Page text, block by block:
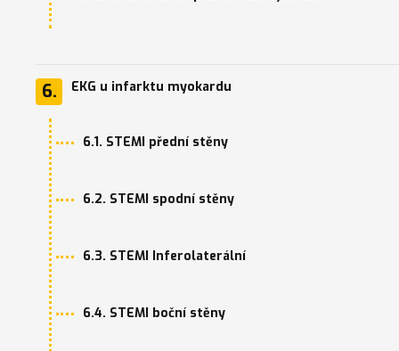
6. EKG u infarktu myokardu
6.1. STEMI přední stěny
6.2. STEMI spodní stěny
6.3. STEMI Inferolaterální
6.4. STEMI boční stěny